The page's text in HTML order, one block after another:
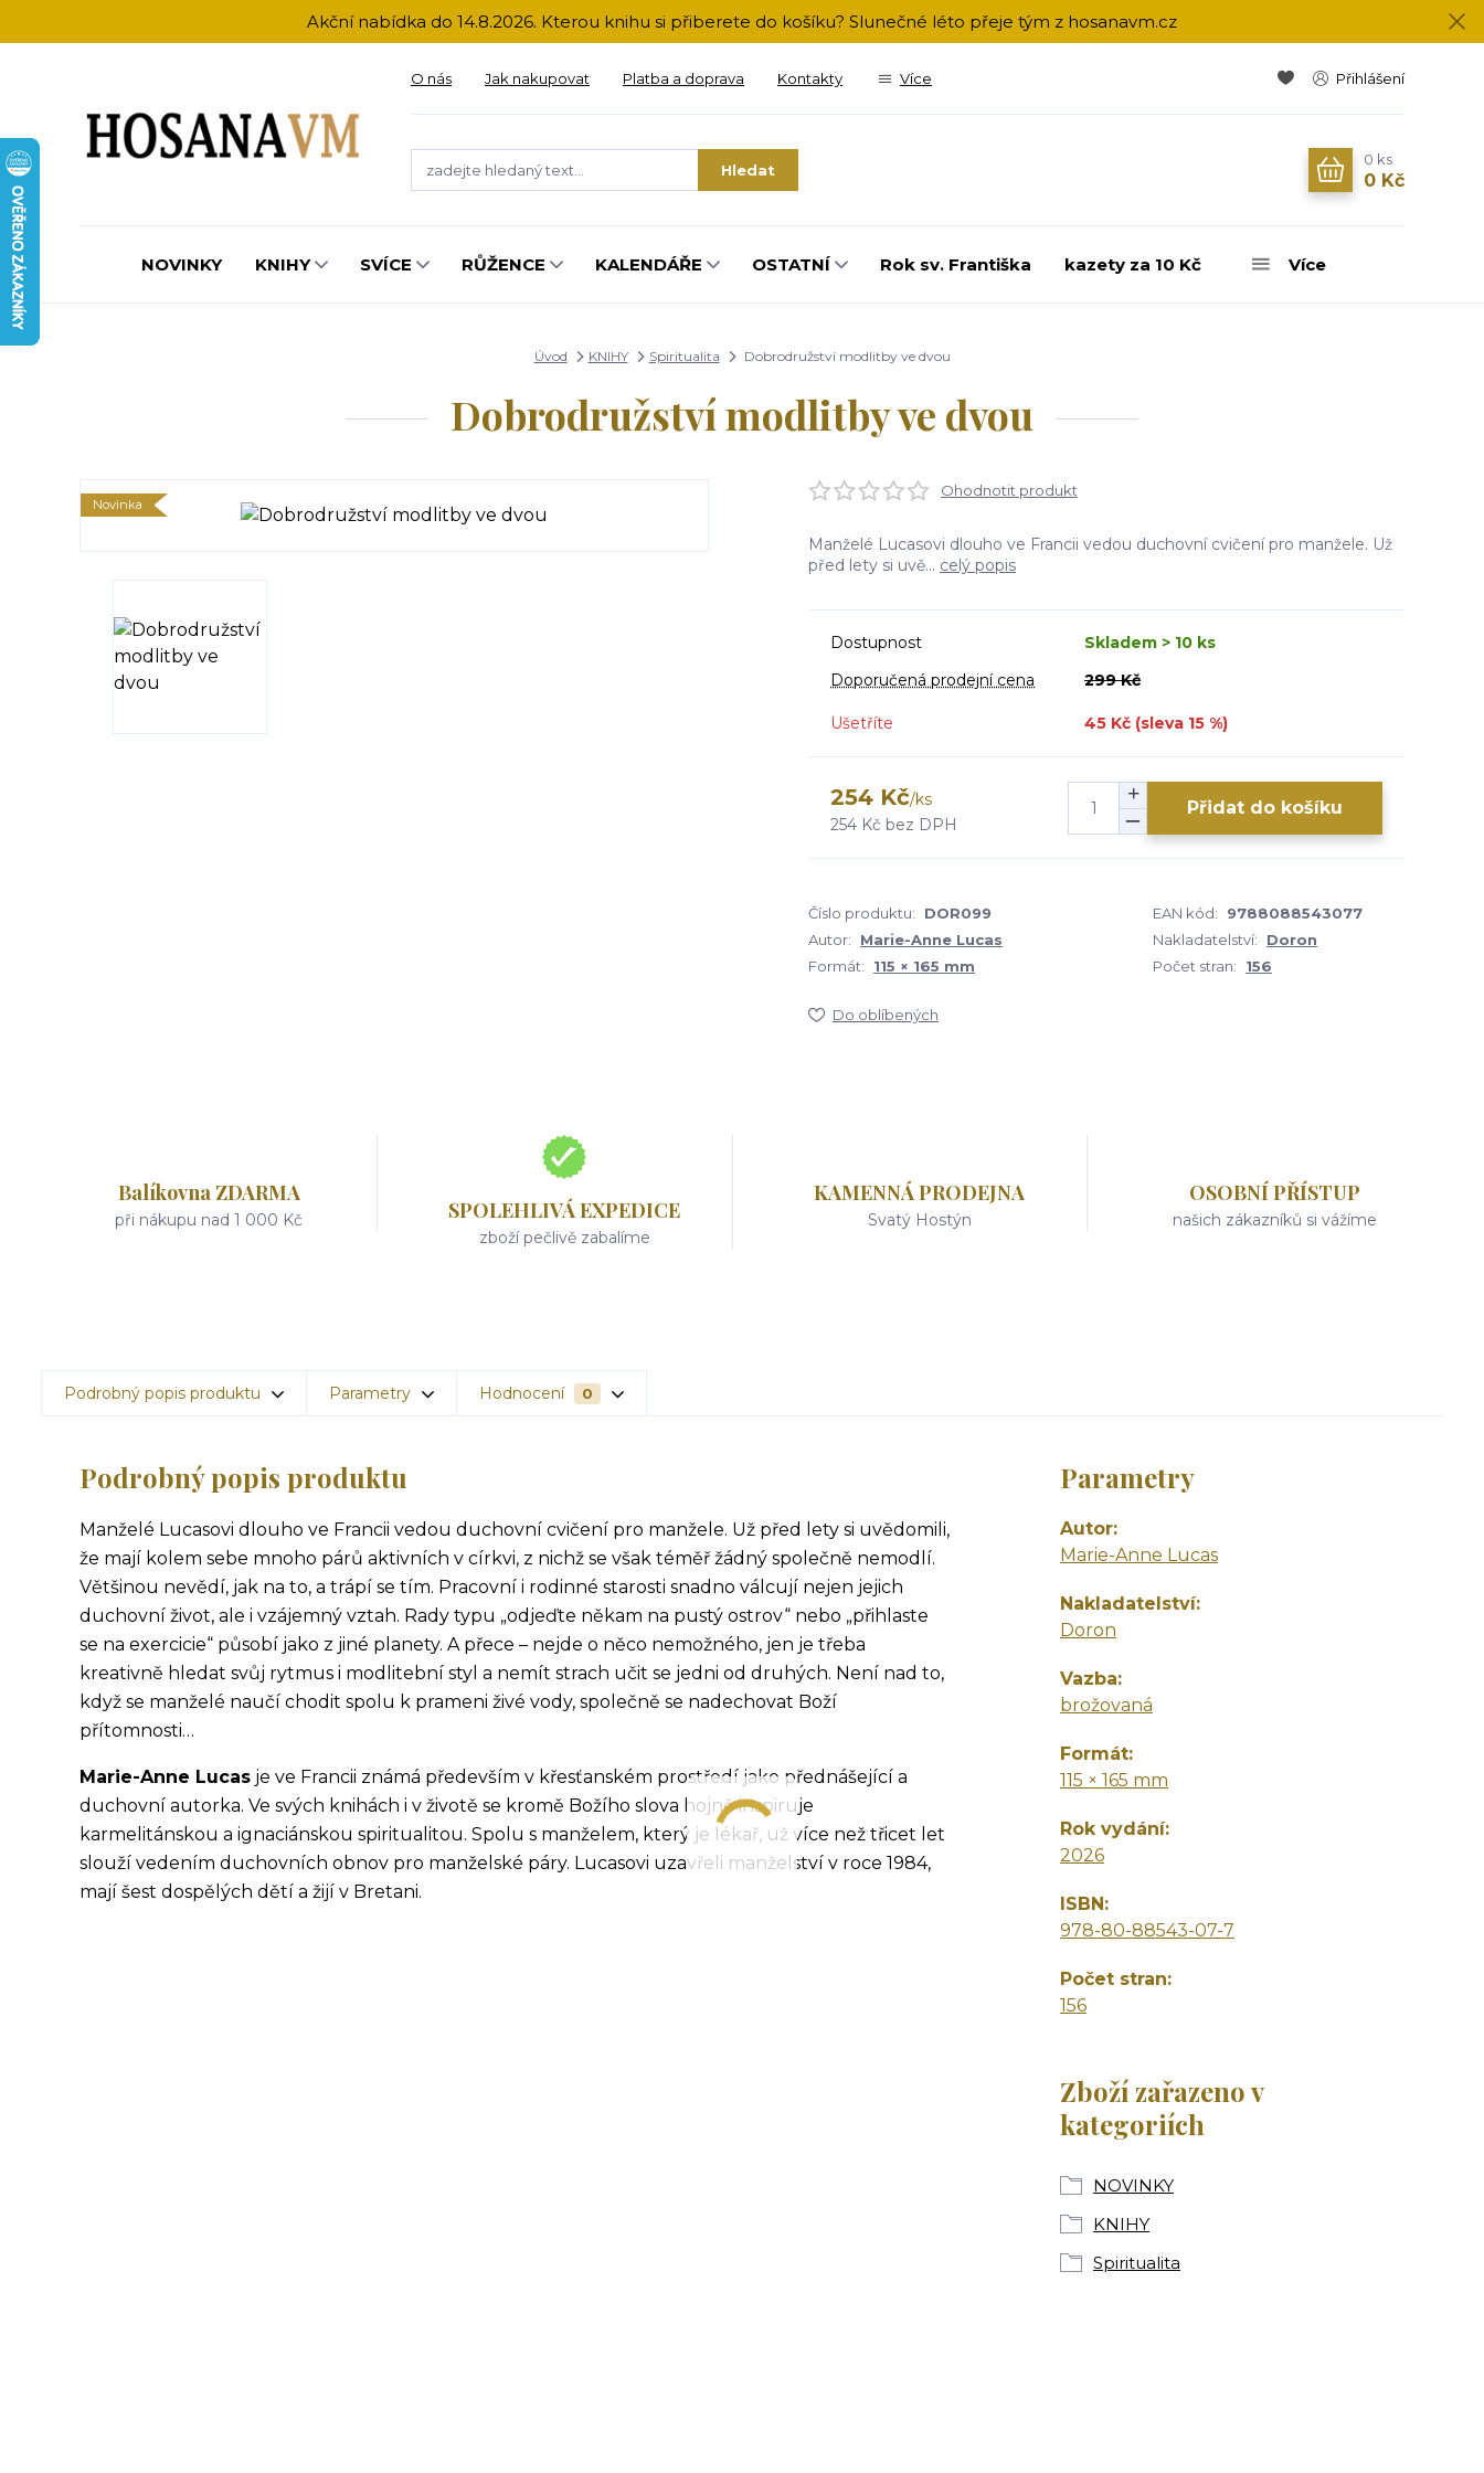
Akční nabídka do 14.8.2026. Kterou knihu si přiberete do košíku? Slunečné léto přeje tým z hosanavm.cz
O nás Jak nakupovat Platba a doprava Kontakty Více Přihlášení
Hledat
0 ks
0 Kč
NOVINKY KNIHY SVÍCE RŮŽENCE KALENDÁŘE OSTATNÍ Rok sv. Františka kazety za 10 Kč Více
Úvod KNIHY Spiritualita Dobrodružství modlitby ve dvou
Dobrodružství modlitby ve dvou
Novinka
Ohodnotit produkt
Manželé Lucasovi dlouho ve Francii vedou duchovní cvičení pro manžele. Už
před lety si uvě... celý popis
Dostupnost
Skladem > 10 ks
Doporučená prodejní cena
299 Kč
Ušetříte 45 Kč (sleva 15 %)
254 Kč/ks
254 Kč bez DPH
Přidat do košíku
Číslo produktu: DOR099 EAN kód:
9788088543077
Autor:
Marie-Anne Lucas Nakladatelství:
Doron
Formát:
115 × 165 mm Počet stran: 156
Do oblíbených
Balíkovna ZDARMA
při nákupu nad 1 000 Kč SPOLEHLIVÁ EXPEDICE
zboží pečlivě zabalíme
KAMENNÁ PRODEJNA
Svatý Hostýn
OSOBNÍ PŘÍSTUP
našich zákazníků si vážíme
Podrobný popis produktu Parametry Hodnocení 0
Podrobný popis produktu
Manželé Lucasovi dlouho ve Francii vedou duchovní cvičení pro manžele. Už před lety si uvědomili,
že mají kolem sebe mnoho párů aktivních v církvi, z nichž se však téměř žádný společně nemodlí.
Většinou nevědí, jak na to, a trápí se tím. Pracovní i rodinné starosti snadno válcují nejen jejich
duchovní život, ale i vzájemný vztah. Rady typu „odjeďte někam na pustý ostrov“ nebo „přihlaste
se na exercicie“ působí jako z jiné planety. A přece – nejde o něco nemožného, jen je třeba
kreativně hledat svůj rytmus i modlitební styl a nemít strach učit se jedni od druhých. Není nad to,
když se manželé naučí chodit spolu k prameni živé vody, společně se nadechovat Boží
přítomnosti…
Marie-Anne Lucas je ve Francii známá především v křesťanském prostředí jako přednášející a
duchovní autorka. Ve svých knihách i v životě se kromě Božího slova hojně inspiruje
karmelitánskou a ignaciánskou spiritualitou. Spolu s manželem, který je lékař, už více než třicet let
slouží vedením duchovních obnov pro manželské páry. Lucasovi uzavřeli manželství v roce 1984,
mají šest dospělých dětí a žijí v Bretani.
Parametry
Autor
Marie-Anne Lucas
Nakladatelství
Doron
Vazba
brožovaná
Formát
115 × 165 mm
Rok vydání
2026
ISBN
978-80-88543-07-7
Počet stran
156
Zboží zařazeno v
kategoriích
NOVINKY
KNIHY
Spiritualita